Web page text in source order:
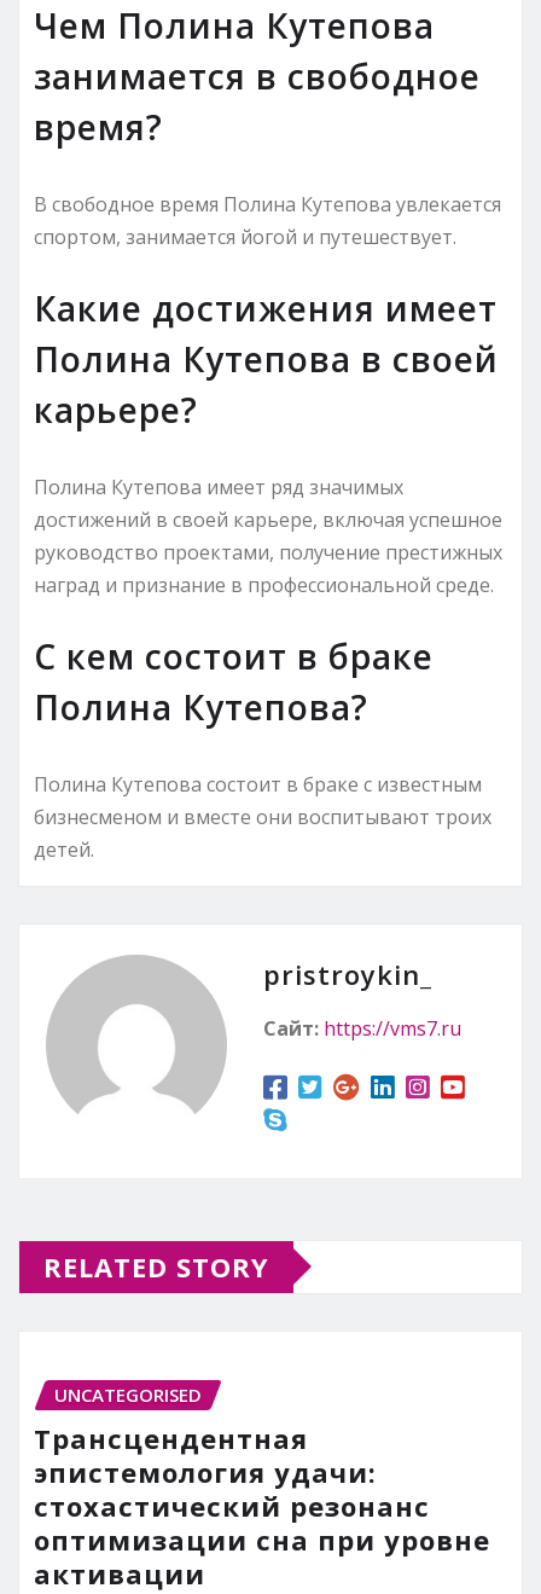
Чем Полина Кутепова
занимается в свободное
время?
В свободное время Полина Кутепова увлекается
спортом, занимается йогой и путешествует.
Какие достижения имеет
Полина Кутепова в своей
карьере?
Полина Кутепова имеет ряд значимых
достижений в своей карьере, включая успешное
руководство проектами, получение престижных
наград и признание в профессиональной среде.
С кем состоит в браке
Полина Кутепова?
Полина Кутепова состоит в браке с известным
бизнесменом и вместе они воспитывают троих
детей.
pristroykin_
Сайт: https://vms7.ru
RELATED STORY
UNCATEGORISED
Трансцендентная
эпистемология удачи:
стохастический резонанс
оптимизации сна при уровне
активации